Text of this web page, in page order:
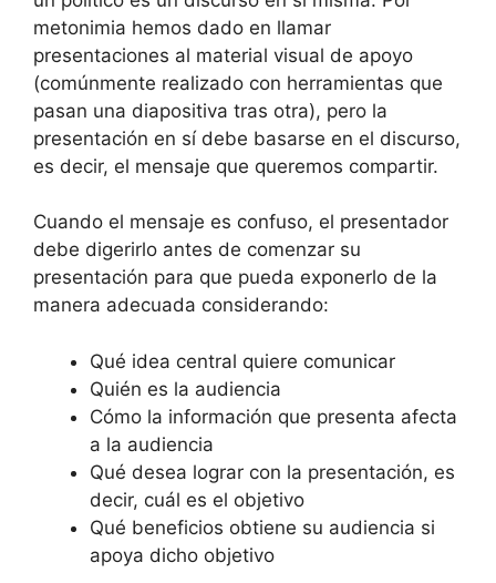
metonimia hemos dado en llamar
presentaciones al material visual de apoyo
(comúnmente realizado con herramientas que
pasan una diapositiva tras otra), pero la
presentación en sí debe basarse en el discurso,
es decir, el mensaje que queremos compartir.
Cuando el mensaje es confuso, el presentador
debe digerirlo antes de comenzar su
presentación para que pueda exponerlo de la
manera adecuada considerando:
Qué idea central quiere comunicar
Quién es la audiencia
Cómo la información que presenta afecta
a la audiencia
Qué desea lograr con la presentación, es
decir, cuál es el objetivo
Qué beneficios obtiene su audiencia si
apoya dicho objetivo